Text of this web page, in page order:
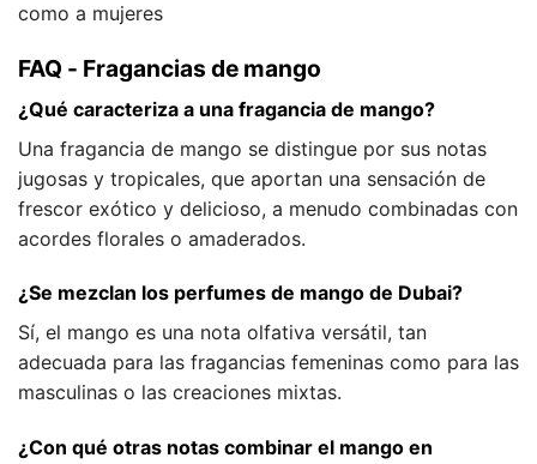
como a mujeres
FAQ - Fragancias de mango
¿Qué caracteriza a una fragancia de mango?
Una fragancia de mango se distingue por sus notas
jugosas y tropicales, que aportan una sensación de
frescor exótico y delicioso, a menudo combinadas con
acordes florales o amaderados.
¿Se mezclan los perfumes de mango de Dubai?
Sí, el mango es una nota olfativa versátil, tan
adecuada para las fragancias femeninas como para las
masculinas o las creaciones mixtas.
¿Con qué otras notas combinar el mango en